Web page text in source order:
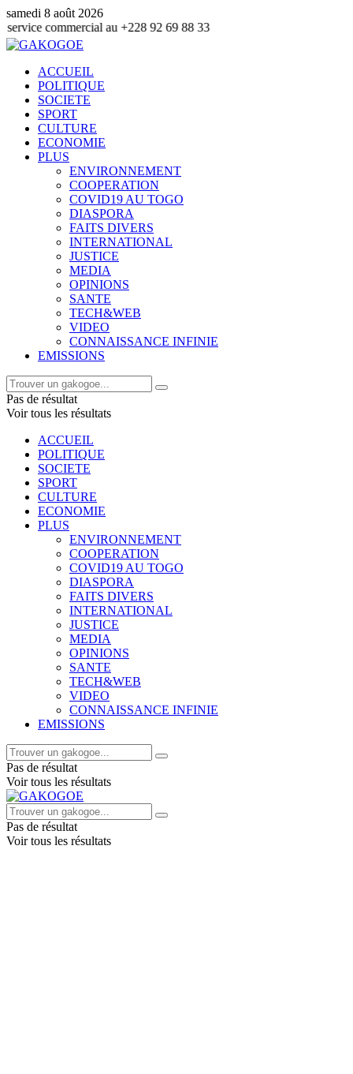
samedi 8 août 2026
au +228 92 69 88 33
ACCUEIL
POLITIQUE
SOCIETE
SPORT
CULTURE
ECONOMIE
PLUS
ENVIRONNEMENT
COOPERATION
COVID19 AU TOGO
DIASPORA
FAITS DIVERS
INTERNATIONAL
JUSTICE
MEDIA
OPINIONS
SANTE
TECH&WEB
VIDEO
CONNAISSANCE INFINIE
EMISSIONS
Pas de résultat
Voir tous les résultats
ACCUEIL
POLITIQUE
SOCIETE
SPORT
CULTURE
ECONOMIE
PLUS
ENVIRONNEMENT
COOPERATION
COVID19 AU TOGO
DIASPORA
FAITS DIVERS
INTERNATIONAL
JUSTICE
MEDIA
OPINIONS
SANTE
TECH&WEB
VIDEO
CONNAISSANCE INFINIE
EMISSIONS
Pas de résultat
Voir tous les résultats
Pas de résultat
Voir tous les résultats